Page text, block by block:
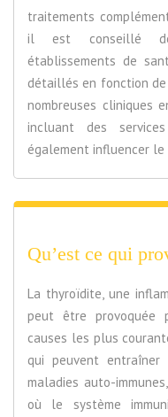
traitements
il est conseillé
établissements de
détaillés en fonction de
nombreuses cliniques
incluant des
également influencer
Qu’est ce qui
La thyroïdite, une
peut être provoquée
causes les plus
qui peuvent entraîner
maladies auto-
où le système